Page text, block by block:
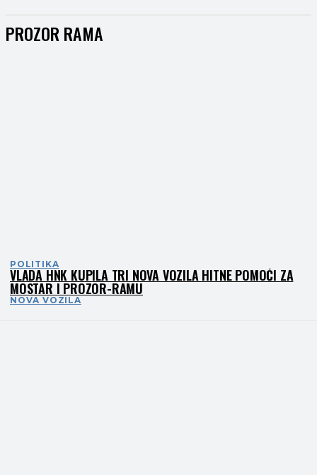
PROZOR RAMA
POLITIKA
VLADA HNK KUPILA TRI NOVA VOZILA HITNE POMOĆI ZA
MOSTAR I PROZOR-RAMU
NOVA VOZILA